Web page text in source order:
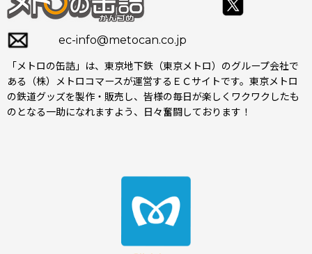
ec-info@metocan.co.jp
「メトロの缶詰」は、東京地下鉄（東京メトロ）のグループ会社で
ある（株）メトロコマースが運営するＥＣサイトです。東京メトロ
の鉄道グッズを製作・販売し、皆様の毎日が楽しくワクワクしたも
のとなる一助になれますよう、日々奮闘しております！